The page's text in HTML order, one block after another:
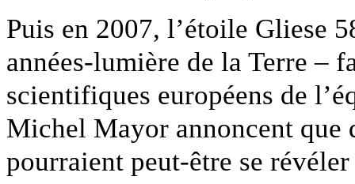
Puis en 2007, l’étoile Gliese
années-lumière de la Terre –
scientifiques européens de
Michel Mayor annoncent que
pourraient peut-être se